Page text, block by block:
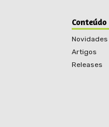
Conteúdo
Novidades
Artigos
Releases